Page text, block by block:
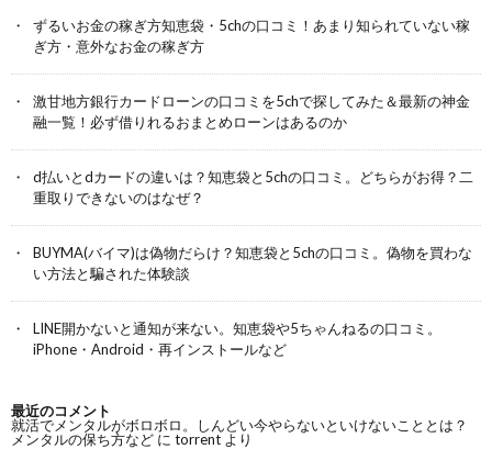
ずるいお金の稼ぎ方知恵袋・5chの口コミ！あまり知られていない稼
ぎ方・意外なお金の稼ぎ方
激甘地方銀行カードローンの口コミを5chで探してみた＆最新の神金
融一覧！必ず借りれるおまとめローンはあるのか
d払いとdカードの違いは？知恵袋と5chの口コミ。どちらがお得？二
重取りできないのはなぜ？
BUYMA(バイマ)は偽物だらけ？知恵袋と5chの口コミ。偽物を買わな
い方法と騙された体験談
LINE開かないと通知が来ない。知恵袋や5ちゃんねるの口コミ。
iPhone・Android・再インストールなど
最近のコメント
就活でメンタルがボロボロ。しんどい今やらないといけないこととは？
メンタルの保ち方など に torrent より